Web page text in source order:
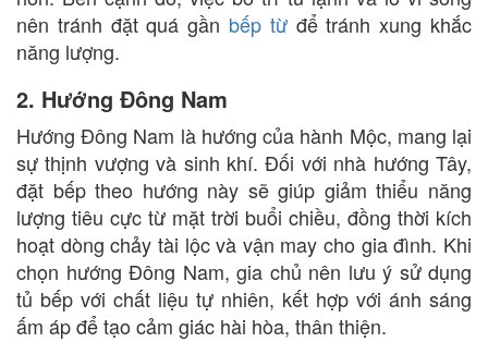
nên tránh đặt quá gần bếp từđể tránh xung khắc
năng lượng.
2. Hướng Đông Nam
Hướng Đông Nam là hướng của hành Mộc, mang lại
sự thịnh vượng và sinh khí. Đối với nhà hướng Tây,
đặt bếp theo hướng này sẽ giúp giảm thiểu năng
lượng tiêu cực từ mặt trời buổi chiều, đồng thời kích
hoạt dòng chảy tài lộc và vận may cho gia đình. Khi
chọn hướng Đông Nam, gia chủ nên lưu ý sử dụng
tủ bếp với chất liệu tự nhiên, kết hợp với ánh sáng
ấm áp để tạo cảm giác hài hòa, thân thiện.